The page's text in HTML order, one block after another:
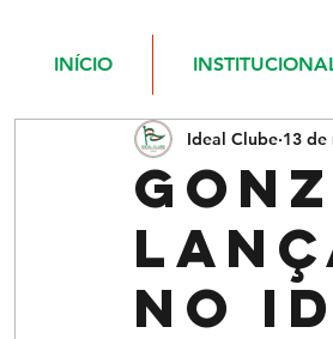
INÍCIO
no
Ideal Clube 13 de